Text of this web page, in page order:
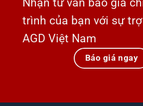
trình của bạn với sự
AGD Việt Nam
Báo giá ngay